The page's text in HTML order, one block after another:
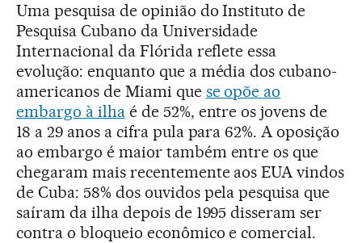
Uma pesquisa de opinião do Instituto de
Pesquisa Cubano da Universidade
Internacional da Flórida reflete essa
evolução: enquanto que a média dos cubano-
americanos de Miami que se opõe ao
embargo à ilhaé de 52%, entre os jovens de
18 a 29 anos a cifra pula para 62%. A oposição
ao embargo é maior também entre os que
chegaram mais recentemente aos EUA vindos
de Cuba: 58% dos ouvidos pela pesquisa que
saíram da ilha depois de 1995 disseram ser
contra o bloqueio econômico e comercial.